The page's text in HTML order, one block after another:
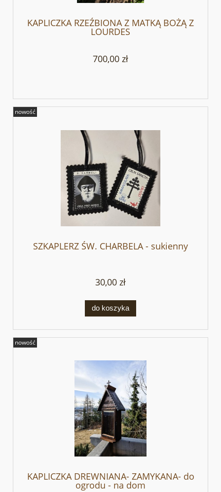
KAPLICZKA RZEŹBIONA Z MATKĄ BOŻĄ Z
LOURDES
700,00 zł
SZKAPLERZ ŚW. CHARBELA - sukienny
30,00 zł
do koszyka
nowość
KAPLICZKA DREWNIANA- ZAMYKANA- do
ogrodu - na dom
nowość